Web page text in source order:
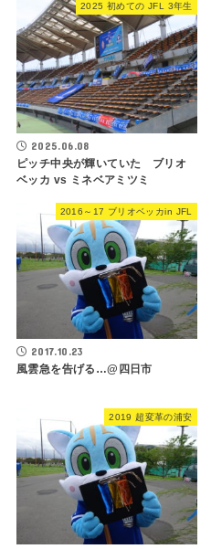
2025 初めての JFL 3年生
2025.06.08
ピッチ中央が輝いていた ブリオ
ベッカ vs ミネベアミツミ
2016～17 ブリオベッカin JFL
2017.10.23
風雲急を告げる…@四日市
2019 超変革の浦安